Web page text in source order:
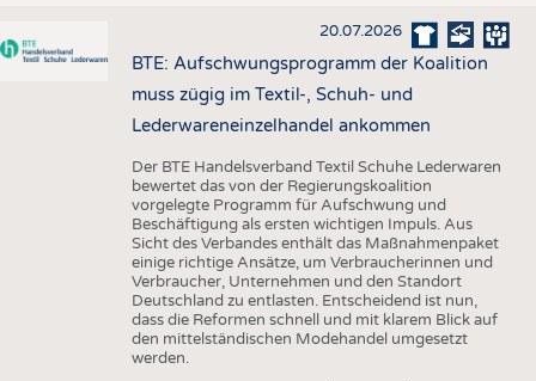
20.07.2026
BTE: Aufschwungsprogramm der Koalition
muss zügig im Textil-, Schuh- und
Lederwareneinzelhandel ankommen
Der BTE Handelsverband Textil Schuhe Lederwaren
bewertet das von der Regierungskoalition
vorgelegte Programm für Aufschwung und
Beschäftigung als ersten wichtigen Impuls. Aus
Sicht des Verbandes enthält das Maßnahmenpaket
einige richtige Ansätze, um Verbraucherinnen und
Verbraucher, Unternehmen und den Standort
Deutschland zu entlasten. Entscheidend ist nun,
dass die Reformen schnell und mit klarem Blick auf
den mittelständischen Modehandel umgesetzt
werden.